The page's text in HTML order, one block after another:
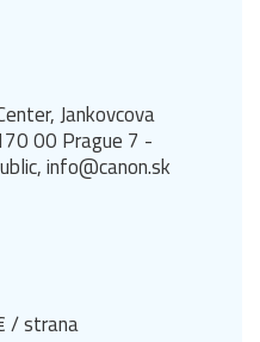
Jankovcova
00 Prague 7 -
info@canon.sk
/ strana